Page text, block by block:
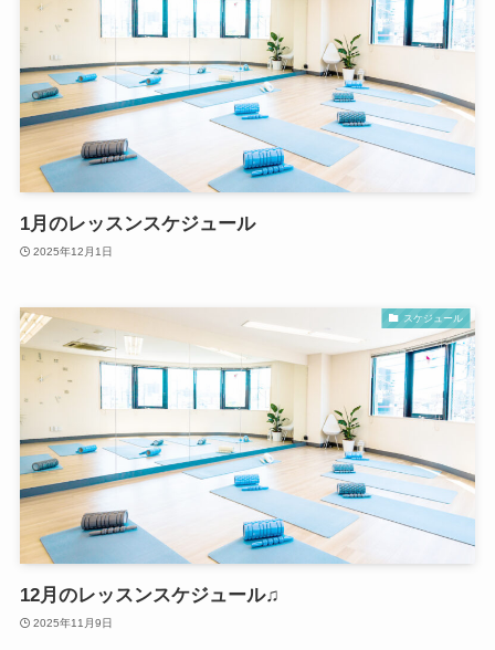
1月のレッスンスケジュール
2025年12月1日
スケジュール
12月のレッスンスケジュール♫
2025年11月9日